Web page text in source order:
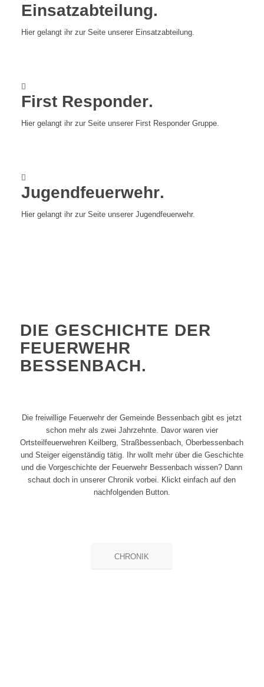
Einsatzabteilung.
Hier gelangt ihr zur Seite unserer Einsatzabteilung.
First Responder.
Hier gelangt ihr zur Seite unserer First Responder Gruppe.
Jugendfeuerwehr.
Hier gelangt ihr zur Seite unserer Jugendfeuerwehr.
DIE GESCHICHTE DER
FEUERWEHR
BESSENBACH.
Die freiwillige Feuerwehr der Gemeinde Bessenbach gibt es jetzt
schon mehr als zwei Jahrzehnte. Davor waren vier
Ortsteilfeuerwehren Keilberg, Straßbessenbach, Oberbessenbach
und Steiger eigenständig tätig. Ihr wollt mehr über die Geschichte
und die Vorgeschichte der Feuerwehr Bessenbach wissen? Dann
schaut doch in unserer Chronik vorbei. Klickt einfach auf den
nachfolgenden Button.
CHRONIK